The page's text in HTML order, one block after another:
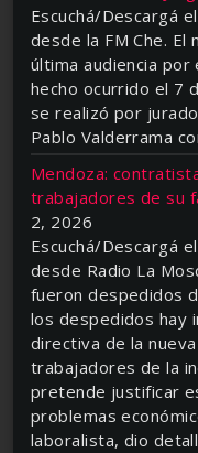
Escuchá/Descargá
desde la FM Che.
última audiencia por
hecho ocurrido el 7
se realizó por
Pablo Valderrama
Mendoza:
trabajadores de su
2, 2026
Escuchá/Descargá
desde Radio La
fueron despedidos
los despedidos hay
directiva de la
trabajadores de la
pretende justificar
problemas
laboralista, dio